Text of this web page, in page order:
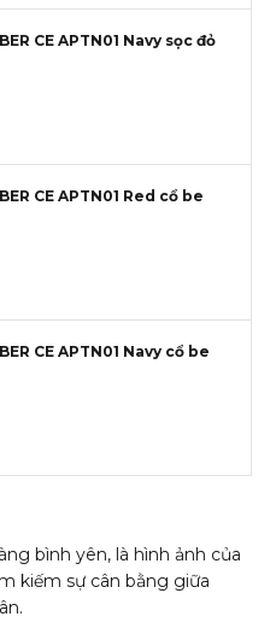
CE APTN01 Navy sọc đỏ
CE APTN01 Red cổ be
CE APTN01 Navy cổ be
bình yên, là hình ảnh của
kiếm sự cân bằng giữa